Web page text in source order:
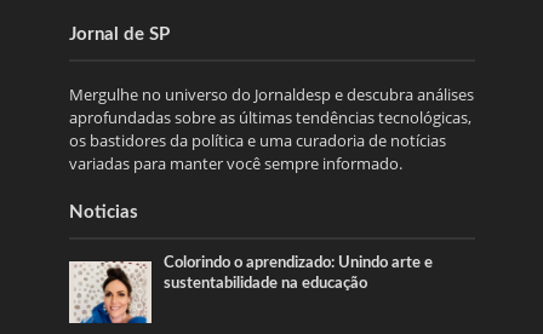
Jornal de SP
Mergulhe no universo do Jornaldesp e descubra análises
aprofundadas sobre as últimas tendências tecnológicas,
os bastidores da política e uma curadoria de notícias
variadas para manter você sempre informado.
Noticias
Colorindo o aprendizado: Unindo arte e
sustentabilidade na educação